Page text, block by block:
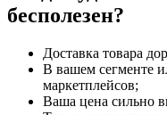
бесполезен?
Доставка товара
В вашем сегменте
маркетплейсов;
Ваша цена сильно